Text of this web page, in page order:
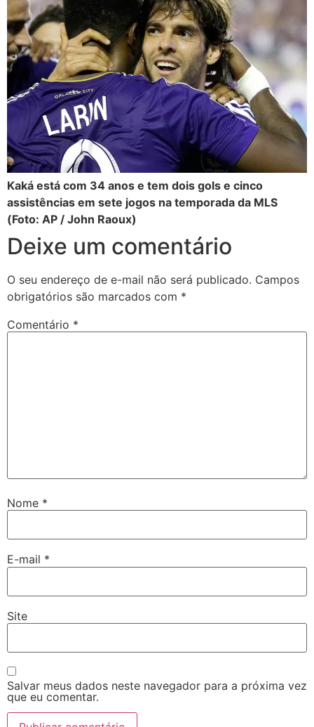
Kaká está com 34 anos e tem dois gols e cinco
assistências em sete jogos na temporada da MLS
(Foto: AP / John Raoux)
Deixe um comentário
O seu endereço de e-mail não será publicado. Campos
obrigatórios são marcados com *
Comentário *
Nome *
E-mail *
Site
Salvar meus dados neste navegador para a próxima vez
que eu comentar.